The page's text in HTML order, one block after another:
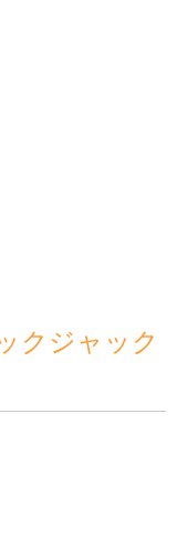
クジャック